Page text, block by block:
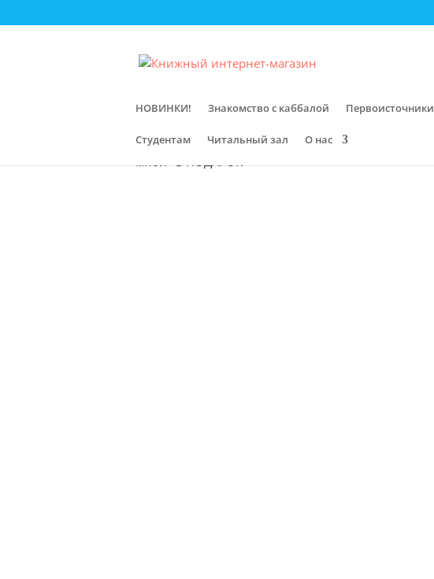
НОВИНКИ! Знакомство с каббалой Первоисточники
Студентам Читальный зал О нас
Главная/ Магазин/Первоисточники
мной» в ПОДАРОК